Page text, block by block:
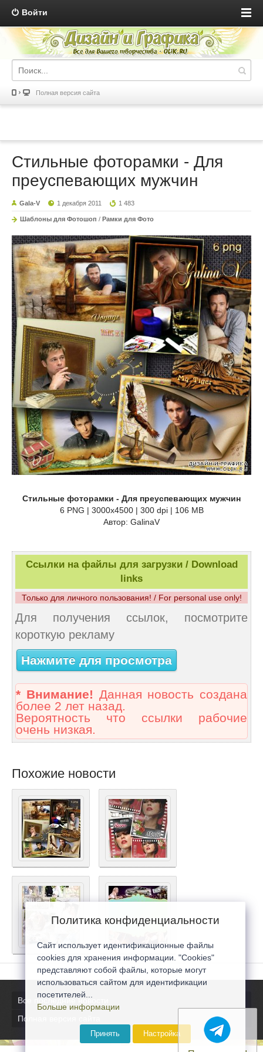
Войти
Полная версия сайта
Стильные фоторамки - Для
преуспевающих мужчин
Gala-V 1 декабря 2011 1 483
Шаблоны для Фотошоп / Рамки для Фото
Стильные фоторамки - Для преуспевающих мужчин
6 PNG | 3000x4500 | 300 dpi | 106 MB
Автор: GalinaV
Ссылки на файлы для загрузки / Download
links
Только для личного пользования! / For personal use only!
Для получения ссылок, посмотрите
короткую рекламу
Нажмите для просмотра
* Внимание! Данная новость создана
более 2 лет назад.
Вероятность что ссылки рабочие
очень низкая.
Похожие новости
Все последние новости
Полная версия сайта
Политика конфиденциальности
Сайт использует идентификационные файлы
cookies для хранения информации. "Cookies"
представляют собой файлы, которые могут
использоваться сайтом для идентификации
посетителей...
Больше информации
Принять Настройка